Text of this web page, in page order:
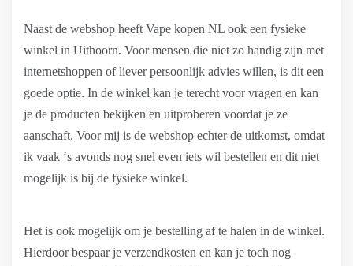
Naast de webshop heeft Vape kopen NL ook een fysieke
winkel in Uithoorn. Voor mensen die niet zo handig zijn met
internetshoppen of liever persoonlijk advies willen, is dit een
goede optie. In de winkel kan je terecht voor vragen en kan
je de producten bekijken en uitproberen voordat je ze
aanschaft. Voor mij is de webshop echter de uitkomst, omdat
ik vaak ‘s avonds nog snel even iets wil bestellen en dit niet
mogelijk is bij de fysieke winkel.
Het is ook mogelijk om je bestelling af te halen in de winkel.
Hierdoor bespaar je verzendkosten en kan je toch nog